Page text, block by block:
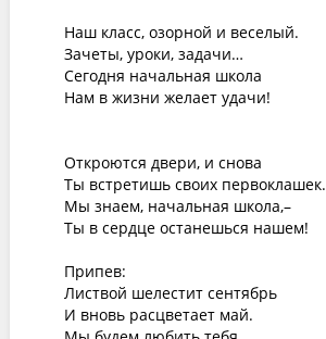
Наш класс, озорной и веселый.
Зачеты, уроки, задачи…
Сегодня начальная школа
Нам в жизни желает удачи!
Откроются двери, и снова
Ты встретишь своих первоклашек.
Мы знаем, начальная школа,–
Ты в сердце останешься нашем!
Припев:
Листвой шелестит сентябрь
И вновь расцветает май.